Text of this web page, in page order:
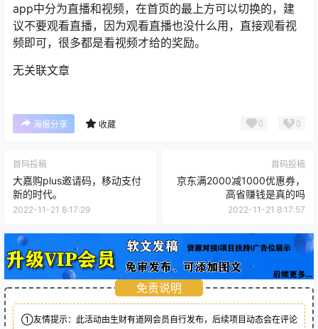
app中分为直播和视频，在首页的最上方可以切换的，建
议不要观看直播，因为观看直播也没什么用，直接观看视
频即可，很多都是看视频才给的奖励。
无关联文章
海报分享 收藏 0 0
首码投稿
大嘉购plus邀请码，移动支付
新的时代。
2022-11-21 8:17:29
首码投稿
京东满2000减1000优惠券，
高省赚钱是真的吗
2022-11-21 8:17:57
免责说明
①友情提示：此活动由生财有道网会员自行发布，后续项目动态会在评论